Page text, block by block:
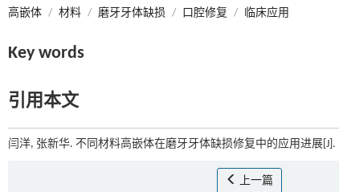
高嵌体 / 材料 / 磨牙牙体缺损 / 口腔修复 / 临床应用
Key words
引用本文
闫洋, 张新华. 不同材料高嵌体在磨牙牙体缺损修复中的应用进展[J].
上一篇